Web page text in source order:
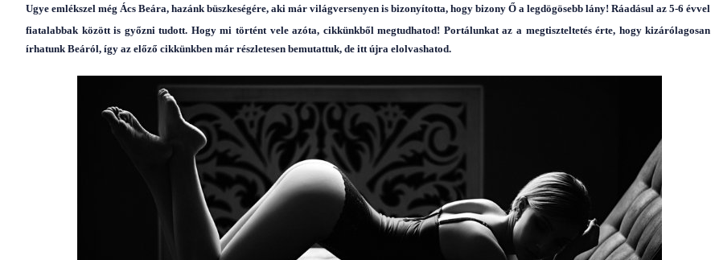
Ugye emlékszel még Ács Beára, hazánk büszkeségére, aki már világversenyen is bizonyította, hogy bizony Ő a legdögösebb lány! Ráadásul az 5-6 évvel
fiatalabbak között is győzni tudott. Hogy mi történt vele azóta, cikkünkből megtudhatod! Portálunkat az a megtiszteltetés érte, hogy kizárólagosan
írhatunk Beáról, így az előző cikkünkben már részletesen bemutattuk, de itt újra elolvashatod.